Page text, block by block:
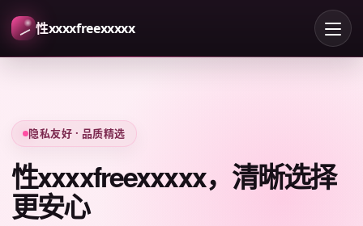
性xxxxfreexxxxx
隐私友好 · 品质精选
性xxxxfreexxxxx，清晰选择
更安心